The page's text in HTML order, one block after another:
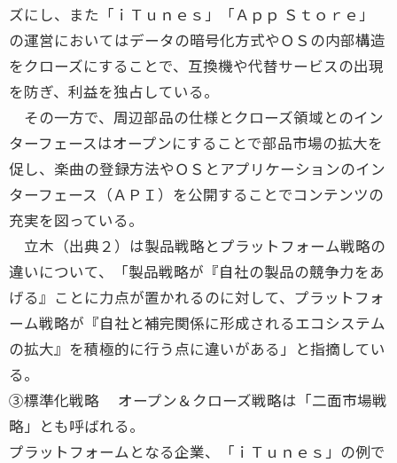
ズにし、また「ｉＴｕｎｅｓ」「Ａｐｐ Ｓｔｏｒｅ」
の運営においてはデータの暗号化方式やＯＳの内部構造
をクローズにすることで、互換機や代替サービスの出現
を防ぎ、利益を独占している。
その一方で、周辺部品の仕様とクローズ領域とのイン
ターフェースはオープンにすることで部品市場の拡大を
促し、楽曲の登録方法やＯＳとアプリケーションのイン
ターフェース（ＡＰＩ）を公開することでコンテンツの
充実を図っている。
立木（出典２）は製品戦略とプラットフォーム戦略の
違いについて、「製品戦略が『自社の製品の競争力をあ
げる』ことに力点が置かれるのに対して、プラットフォ
ーム戦略が『自社と補完関係に形成されるエコシステム
の拡大』を積極的に行う点に違いがある」と指摘してい
る。
③標準化戦略 オープン＆クローズ戦略は「二面市場戦
略」とも呼ばれる。
プラットフォームとなる企業、「ｉＴｕｎｅｓ」の例で